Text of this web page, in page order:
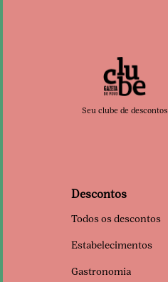
Seu clube de descontos
Descontos
Todos os descontos
Estabelecimentos
Gastronomia